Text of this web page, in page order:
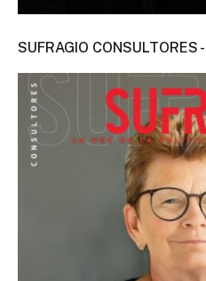
SUFRAGIO CONSULTORES